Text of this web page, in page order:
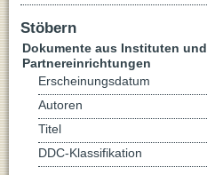
Stöbern
Dokumente aus Instituten und
Partnereinrichtungen
Erscheinungsdatum
Autoren
Titel
DDC-Klassifikation